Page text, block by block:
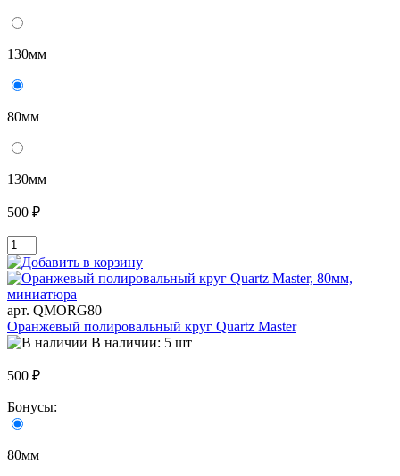
130мм
80мм
130мм
500 ₽
арт. QMORG80
Оранжевый полировальный круг Quartz Master
В наличии: 5 шт
500 ₽
Бонусы:
80мм